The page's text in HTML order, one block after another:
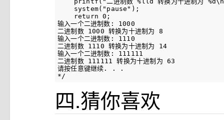
    system("pause");
    return 0;
输入一个二进制数: 1000
二进制数 1000 转换为十进制为 8
输入一个二进制数: 1110
二进制数 1110 转换为十进制为 14
输入一个二进制数: 111111
二进制数 111111 转换为十进制为 63
请按任意键继续. . .
*/
四.猜你喜欢